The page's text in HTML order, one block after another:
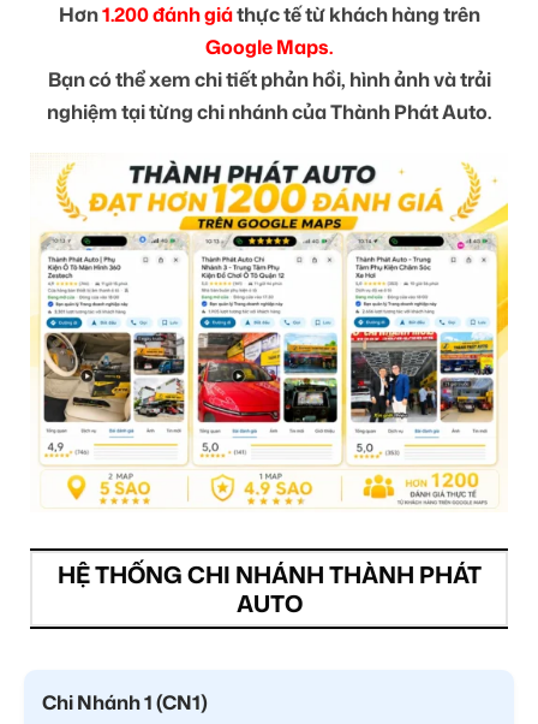
Hơn1.200 đánh giáthực tế từ khách hàng trên
Google Maps.
Bạn có thể xem chi tiết phản hồi, hình ảnh và trải
nghiệm tại từng chi nhánh của Thành Phát Auto.
HỆ THỐNG CHI NHÁNH THÀNH PHÁT
AUTO
Chi Nhánh 1 (CN1)